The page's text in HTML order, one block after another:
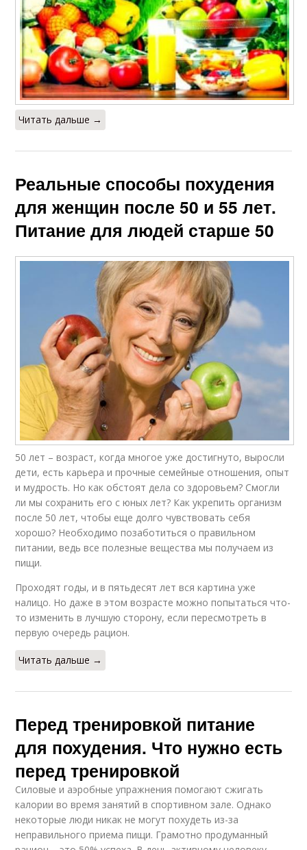
Читать дальше →
Реальные способы похудения
для женщин после 50 и 55 лет.
Питание для людей старше 50
50 лет – возраст, когда многое уже достигнуто, выросли
дети, есть карьера и прочные семейные отношения, опыт
и мудрость. Но как обстоят дела со здоровьем? Смогли
ли мы сохранить его с юных лет? Как укрепить организм
после 50 лет, чтобы еще долго чувствовать себя
хорошо? Необходимо позаботиться о правильном
питании, ведь все полезные вещества мы получаем из
пищи.
Проходят годы, и в пятьдесят лет вся картина уже
налицо. Но даже в этом возрасте можно попытаться что-
то изменить в лучшую сторону, если пересмотреть в
первую очередь рацион.
Читать дальше →
Перед тренировкой питание
для похудения. Что нужно есть
перед тренировкой
Силовые и аэробные упражнения помогают сжигать
калории во время занятий в спортивном зале. Однако
некоторые люди никак не могут похудеть из-за
неправильного приема пищи. Грамотно продуманный